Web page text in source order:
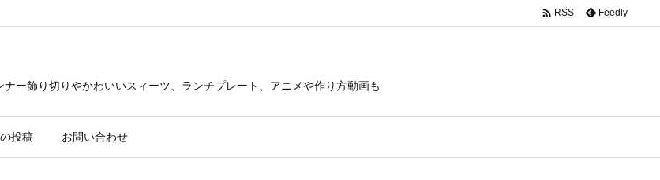
ー飾り切りやかわいいスィーツ、ランチプレート、アニメや作り方動画も
投稿 お問い合わせ
 RSS Feedly